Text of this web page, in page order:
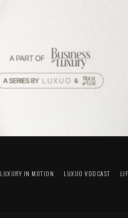
LUXURY IN MOTION LUXUO VODCAST